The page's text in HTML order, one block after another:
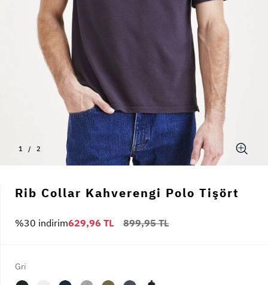
1 / 2
Rib Collar Kahverengi Polo Tişört
899,95 TL
%30 indirim629,96 TL
Gri